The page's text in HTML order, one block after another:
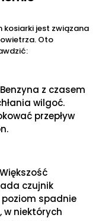
kosiarki jest związana
Oto
z czasem
wilgoć.
przepływ
czujnik
poziom spadnie
w niektórych